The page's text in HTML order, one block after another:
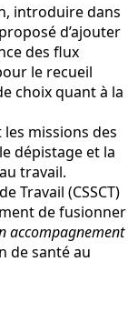
introduire dans
d’ajouter
des flux
le recueil
choix quant à la
les missions des
dépistage et la
travail.
Travail (CSSCT)
de fusionner
accompagnement
de santé au